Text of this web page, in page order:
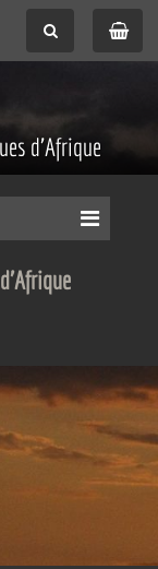
d'Afrique